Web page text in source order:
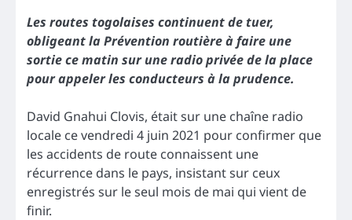
Les routes togolaises continuent de tuer,
obligeant la Prévention routière à faire une
sortie ce matin sur une radio privée de la place
pour appeler les conducteurs à la prudence.
David Gnahui Clovis, était sur une chaîne radio
locale ce vendredi 4 juin 2021 pour confirmer que
les accidents de route connaissent une
récurrence dans le pays, insistant sur ceux
enregistrés sur le seul mois de mai qui vient de
finir.